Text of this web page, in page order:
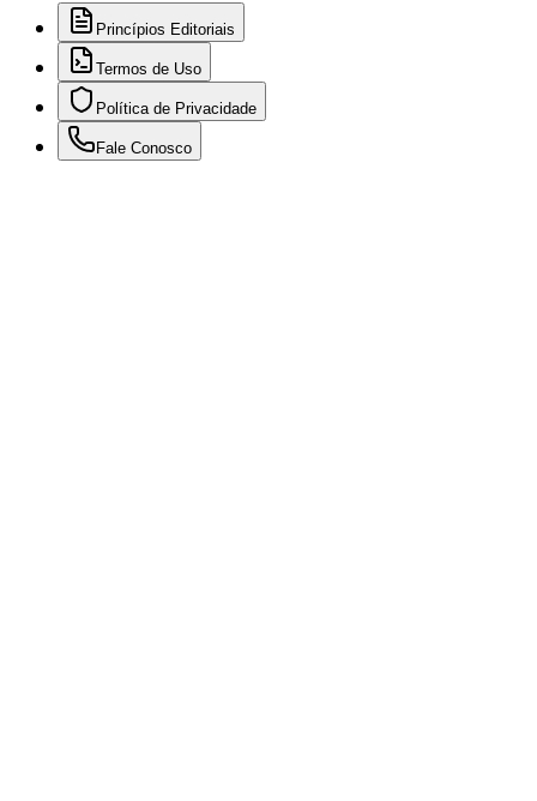
Princípios Editoriais
Termos de Uso
Política de Privacidade
Fale Conosco